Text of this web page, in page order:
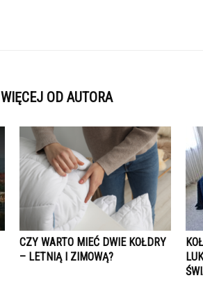
WIĘCEJ OD AUTORA
CZY WARTO MIEĆ DWIE KOŁDRY
– LETNIĄ I ZIMOWĄ?